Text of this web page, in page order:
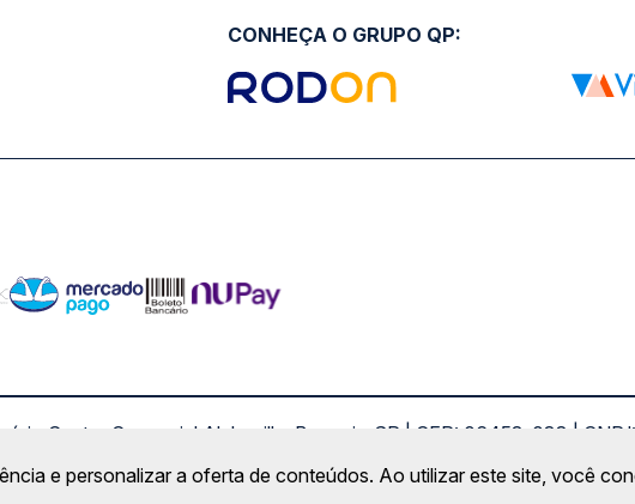
CONHEÇA O GRUPO QP:
Centro Comercial Alphaville, Barueri - SP | CEP: 06453-038 |
Copyright 2026 © QueroPassagem.com.br
e personalizar a oferta de conteúdos. Ao utilizar este site, você